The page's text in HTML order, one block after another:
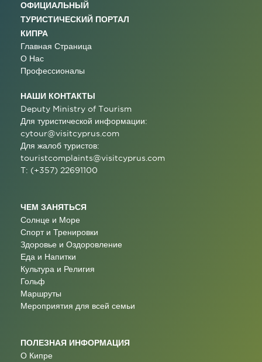
ОФИЦИАЛЬНЫЙ
ТУРИСТИЧЕСКИЙ ПОРТАЛ
КИПРА
Главная Страница
О Нас
Профессионалы
НАШИ КОНТАКТЫ
Deputy Ministry of Tourism
Для туристической информации:
cytour@visitcyprus.com
Для жалоб туристов:
touristcomplaints@visitcyprus.com
T: (+357) 22691100
ЧЕМ ЗАНЯТЬСЯ
Солнце и Море
Спорт и Тренировки
Здоровье и Оздоровление
Еда и Напитки
Культура и Религия
Гольф
Маршруты
Мероприятия для всей семьи
ПОЛЕЗНАЯ ИНФОРМАЦИЯ
О Кипре